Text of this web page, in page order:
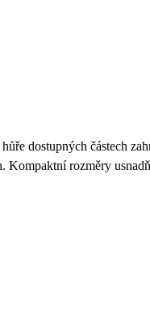
dostupných částech
Kompaktní rozměry